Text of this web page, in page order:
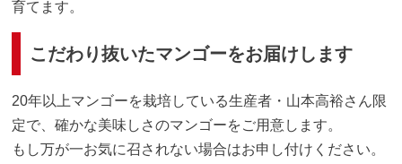
育てます。
こだわり抜いたマンゴーをお届けします
20年以上マンゴーを栽培している生産者・山本高裕さん限
定で、確かな美味しさのマンゴーをご用意します。
もし万が一お気に召されない場合はお申し付けください。